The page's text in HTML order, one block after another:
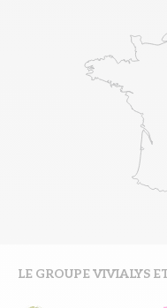
LE GROUPE VIVIALYS